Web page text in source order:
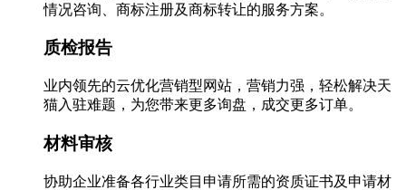
情况咨询、商标注册及商标转让的服务方案。
质检报告
业内领先的云优化营销型网站，营销力强，轻松解决天
猫入驻难题，为您带来更多询盘，成交更多订单。
材料审核
协助企业准备各行业类目申请所需的资质证书及申请材